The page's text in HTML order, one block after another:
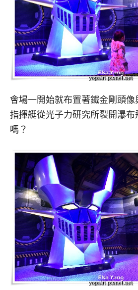
會場一開始就布置著鐵金剛頭
指揮艇從光子力研究所裂開瀑布
嗎？